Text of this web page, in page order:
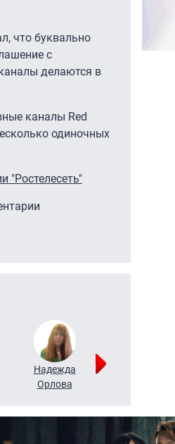
что буквально
с
делаются в
каналы Red
одиночных
"Ростелесеть"
Надежда
Орлова